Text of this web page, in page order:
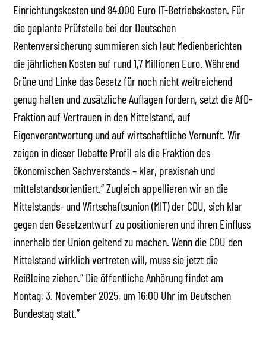
Einrichtungskosten und 84.000 Euro IT-Betriebskosten. Für
die geplante Prüfstelle bei der Deutschen
Rentenversicherung summieren sich laut Medienberichten
die jährlichen Kosten auf rund 1,7 Millionen Euro. Während
Grüne und Linke das Gesetz für noch nicht weitreichend
genug halten und zusätzliche Auflagen fordern, setzt die AfD-
Fraktion auf Vertrauen in den Mittelstand, auf
Eigenverantwortung und auf wirtschaftliche Vernunft. Wir
zeigen in dieser Debatte Profil als die Fraktion des
ökonomischen Sachverstands – klar, praxisnah und
mittelstandsorientiert.“ Zugleich appellieren wir an die
Mittelstands- und Wirtschaftsunion (MIT) der CDU, sich klar
gegen den Gesetzentwurf zu positionieren und ihren Einfluss
innerhalb der Union geltend zu machen. Wenn die CDU den
Mittelstand wirklich vertreten will, muss sie jetzt die
Reißleine ziehen.“ Die öffentliche Anhörung findet am
Montag, 3. November 2025, um 16:00 Uhr im Deutschen
Bundestag statt.”